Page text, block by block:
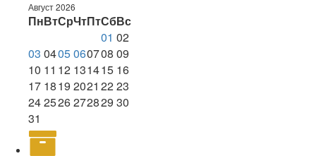
Август 2026
ПнВтСрЧтПтСбВс
01 02
03 0405060708 09
10 11 12 131415 16
17 1819 2021 2223
242526272829 30
31